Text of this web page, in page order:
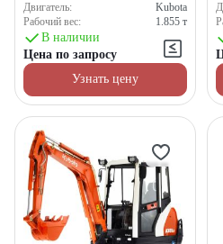
Двигатель:
Kubota
Рабочий вес:
1.855 т
В наличии
Цена по запросу
Узнать цену